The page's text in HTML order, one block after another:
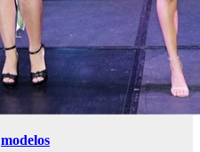
modelos